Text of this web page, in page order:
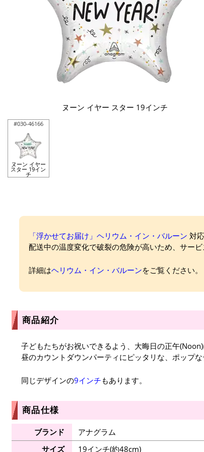
ヌーン イヤー スター 19インチ
#030-46166
ヌーン イヤー
スター 19イン
チ
「浮かせてお届け」ヘリウム・イン・バルーン 対
配送中の温度変化で破裂の危険が高いため、サービ
詳細はヘリウム・イン・バルーンをご覧ください。
商品紹介
子どもたちがお祝いできるよう、大晦日の正午
昼のカウントダウンパーティにピッタリな、ポップ
同じデザインの9インチもあります。
商品仕様
ブランド
アナグラム
サイズ
19インチ(約48cm)